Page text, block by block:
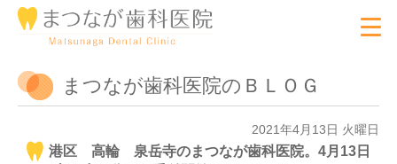
まつなが歯科医院のＢＬＯＧ
2021年4月13日 火曜日
港区 高輪 泉岳寺のまつなが歯科医院。4月13日